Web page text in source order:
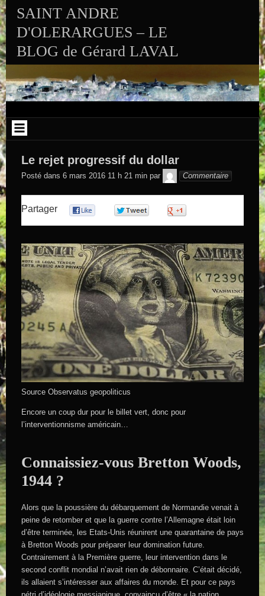
SAINT ANDRE
D'OLERARGUES – LE
BLOG de Gérard LAVAL
Le rejet progressif du dollar
Posté dans 6 mars 2016 11 h 21 min par
GEGE DE
SAINTAND
Commentaire
Partager
Source Observatus geopoliticus
Encore un coup dur pour le billet vert, donc pour
l’interventionnisme américain…
Connaissiez-vous Bretton Woods,
1944 ?
Alors que la poussière du débarquement de Normandie venait à
peine de retomber et que la guerre contre l’Allemagne était loin
d’être terminée, les Etats-Unis réunirent une quarantaine de pays
à Bretton Woods pour préparer leur domination future.
Contrairement à la Première guerre, leur intervention dans le
second conflit mondial n’avait rien de débonnaire. C’était décidé,
ils allaient s’intéresser aux affaires du monde. Et pour ce pays